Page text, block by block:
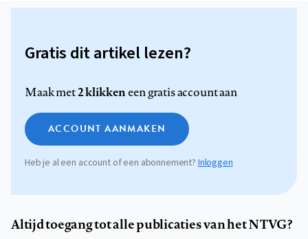
Gratis dit artikel lezen?
Maak met2 klikkeneen gratis account aan
ACCOUNT AANMAKEN
Heb je al een account of een abonnement? Inloggen
Altijd toegang tot alle publicaties van het NTVG?